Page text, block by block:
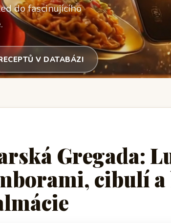
do fascinujícího
V DATABÁZI
Gregada:
cibulí